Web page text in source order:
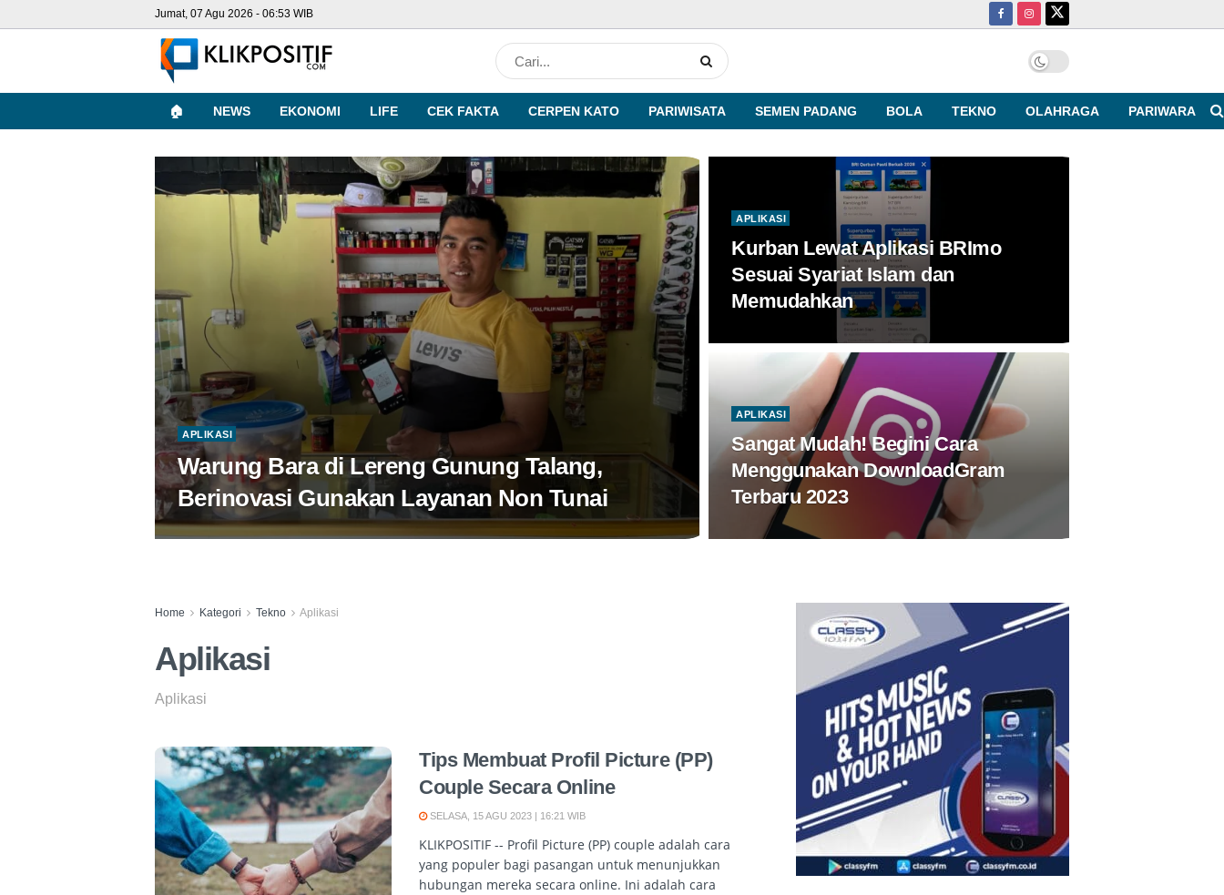
Jumat, 07 Agu 2026 - 06:53 WIB
🏠 NEWS EKONOMI LIFE CEK FAKTA CERPEN KATO PARIWISATA SEMEN PADANG BOLA TEKNO OLAHRAGA PARIWARA
APLIKASI
Warung Bara di Lereng Gunung Talang,
Berinovasi Gunakan Layanan Non Tunai
APLIKASI
Kurban Lewat Aplikasi BRImo
Sesuai Syariat Islam dan
Memudahkan
APLIKASI
Sangat Mudah! Begini Cara
Menggunakan DownloadGram
Terbaru 2023
Home Kategori Tekno Aplikasi
Aplikasi
Aplikasi
Tips Membuat Profil Picture (PP)
Couple Secara Online
SELASA, 15 AGU 2023 | 16:21 WIB
KLIKPOSITIF -- Profil Picture (PP) couple adalah cara
yang populer bagi pasangan untuk menunjukkan
hubungan mereka secara online. Ini adalah cara